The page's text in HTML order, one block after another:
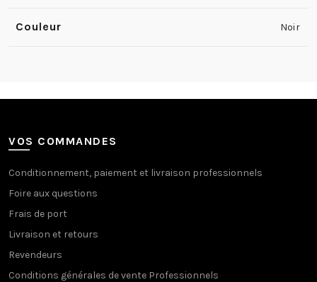
Couleur Noir
VOS COMMANDES
Conditionnement, paiement et livraison professionnels
Foire aux questions
Frais de port
Livraison et retours
Revendeurs
Conditions générales de vente Professionnels